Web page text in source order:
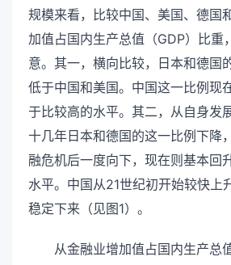
规模来看，比较中国、美国、德国
加值占国内生产总值（GDP）比重
意。其一，横向比较，日本和德国
低于中国和美国。中国这一比例现
于比较高的水平。其二，从自身发
十几年日本和德国的这一比例下降
融危机后一度向下，现在则基本回
水平。中国从21世纪初开始较快上
稳定下来（见图1）。
从金融业增加值占国内生产总